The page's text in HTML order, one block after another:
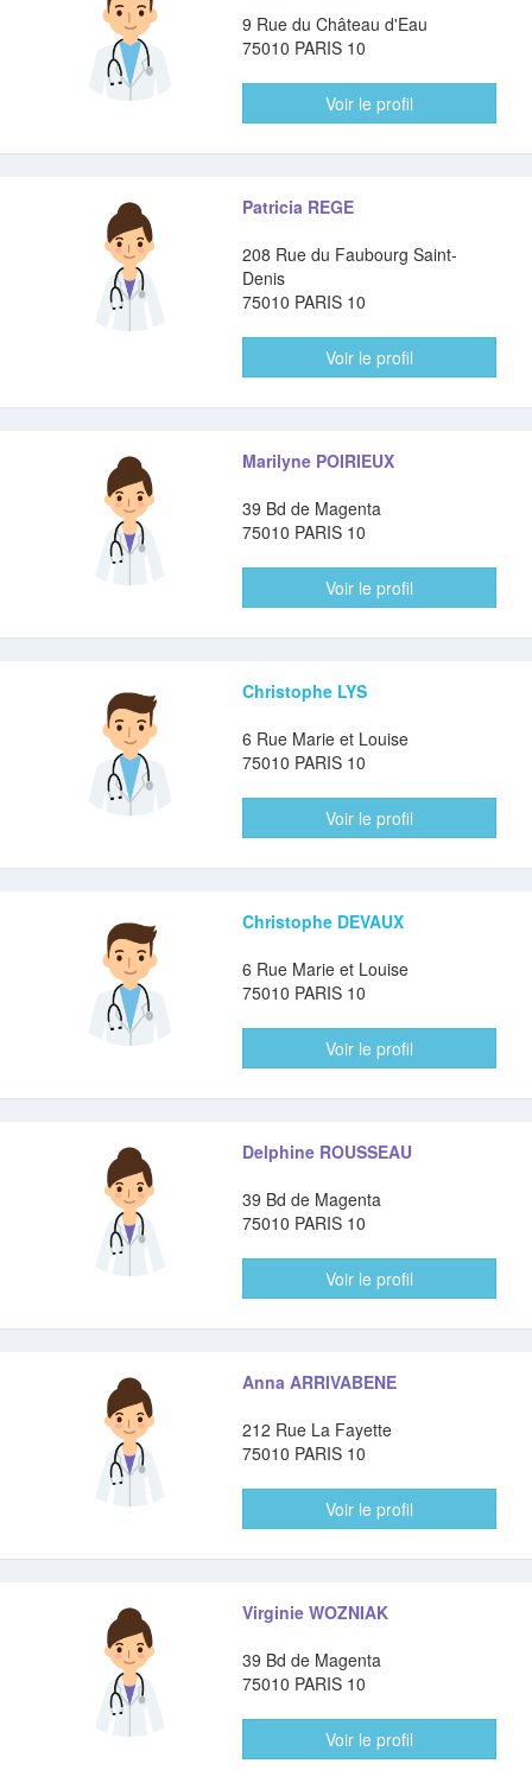
9 Rue du Château d'Eau
75010 PARIS 10
Voir le profil
Patricia REGE
208 Rue du Faubourg Saint-
Denis
75010 PARIS 10
Voir le profil
Marilyne POIRIEUX
39 Bd de Magenta
75010 PARIS 10
Voir le profil
Christophe LYS
6 Rue Marie et Louise
75010 PARIS 10
Voir le profil
Christophe DEVAUX
6 Rue Marie et Louise
75010 PARIS 10
Voir le profil
Delphine ROUSSEAU
39 Bd de Magenta
75010 PARIS 10
Voir le profil
Anna ARRIVABENE
212 Rue La Fayette
75010 PARIS 10
Voir le profil
Virginie WOZNIAK
39 Bd de Magenta
75010 PARIS 10
Voir le profil